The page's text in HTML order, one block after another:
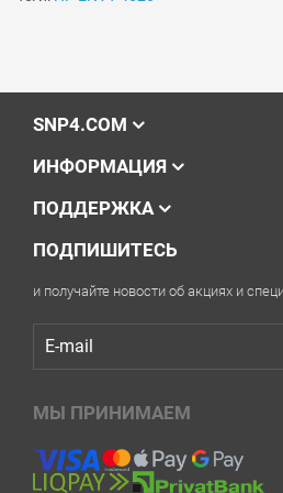
заказ или напишите онлайн-
на вопросы и поможем сделать
экономичной.
SNP4.COM
ИНФОРМАЦИЯ
ПОДДЕРЖКА
ПОДПИШИТЕСЬ
и получайте новости об акциях и
МЫ ПРИНИМАЕМ